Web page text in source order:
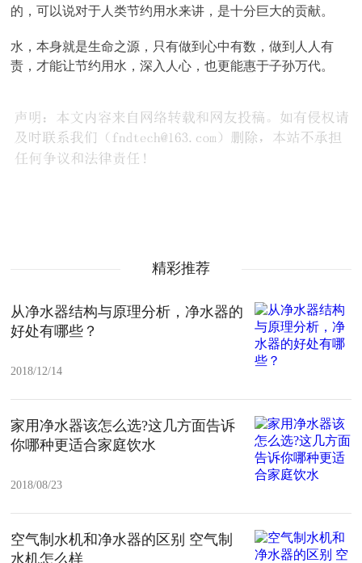
的，可以说对于人类节约用水来讲，是十分巨大的贡献。
水，本身就是生命之源，只有做到心中有数，做到人人有
责，才能让节约用水，深入人心，也更能惠于子孙万代。
精彩推荐
从净水器结构与原理分析，净水器的
好处有哪些？
2018/12/14
家用净水器该怎么选?这几方面告诉
你哪种更适合家庭饮水
2018/08/23
空气制水机和净水器的区别 空气制
水机怎么样